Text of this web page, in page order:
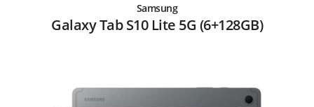
Samsung
Galaxy Tab S10 Lite 5G (6+128GB)